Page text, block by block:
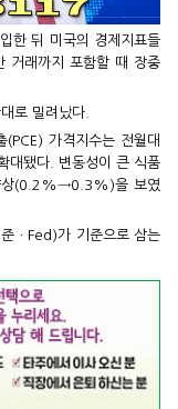
한 뒤 미국의 경제지표들
거래까지 포함할 때 장중
로 밀려났다.
가격지수는 전월대
됐다. 변동성이 큰 식품
상(0.2%→0.3%)을 보였
ㆍFed)가 기준으로 삼는